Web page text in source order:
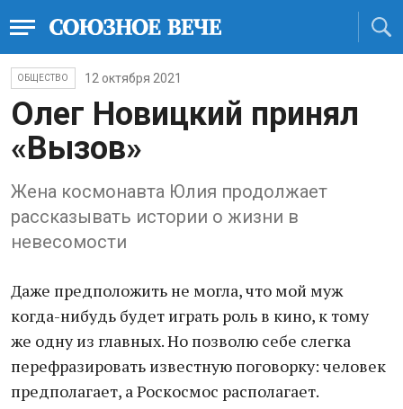
ОБЩЕСТВО 12 октября 2021
Олег Новицкий принял
«Вызов»
Жена космонавта Юлия продолжает
рассказывать истории о жизни в
невесомости
Даже предположить не могла, что мой муж
когда-нибудь будет играть роль в кино, к тому
же одну из главных. Но позволю себе слегка
перефразировать известную поговорку: человек
предполагает, а Роскосмос располагает.